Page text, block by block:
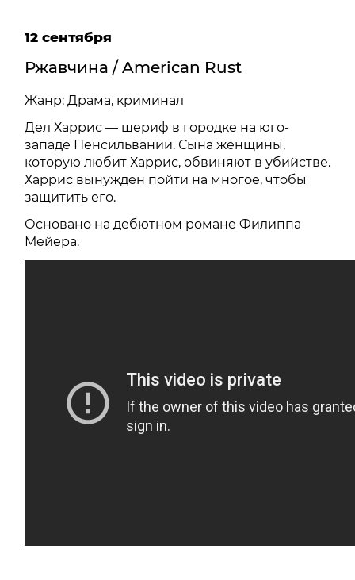
12 сентября
Ржавчина / American Rust
Жанр: Драма, криминал
Дел Харрис — шериф в городке на юго-
западе Пенсильвании. Сына женщины,
которую любит Харрис, обвиняют в убийстве.
Харрис вынужден пойти на многое, чтобы
защитить его.
Основано на дебютном романе Филиппа
Мейера.